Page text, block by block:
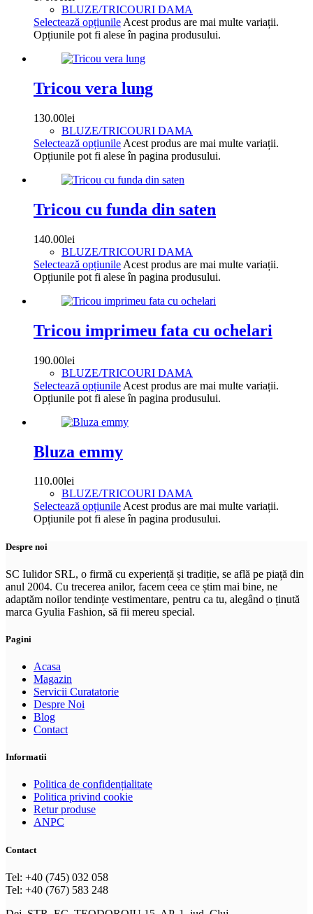
BLUZE/TRICOURI DAMA
Selectează opțiunile Acest produs are mai multe variații.
Opțiunile pot fi alese în pagina produsului.
Tricou vera lung
130.00lei
BLUZE/TRICOURI DAMA
Selectează opțiunile Acest produs are mai multe variații.
Opțiunile pot fi alese în pagina produsului.
Tricou cu funda din saten
140.00lei
BLUZE/TRICOURI DAMA
Selectează opțiunile Acest produs are mai multe variații.
Opțiunile pot fi alese în pagina produsului.
Tricou imprimeu fata cu ochelari
190.00lei
BLUZE/TRICOURI DAMA
Selectează opțiunile Acest produs are mai multe variații.
Opțiunile pot fi alese în pagina produsului.
Bluza emmy
110.00lei
BLUZE/TRICOURI DAMA
Selectează opțiunileAcest produs are mai multe variații.
Opțiunile pot fi alese în pagina produsului.
Despre noi
SC Iulidor SRL, o firmă cu experiență și tradiție, se află pe piață din
anul 2004. Cu trecerea anilor, facem ceea ce știm mai bine, ne
adaptăm noilor tendințe vestimentare, pentru ca tu, alegând o ținută
marca Gyulia Fashion, să fii mereu special.
Pagini
Acasa
Magazin
Servicii Curatatorie
Despre Noi
Blog
Contact
Informatii
Politica de confidențialitate
Politica privind cookie
Retur produse
ANPC
Contact
Tel: +40 (745) 032 058
Tel: +40 (767) 583 248